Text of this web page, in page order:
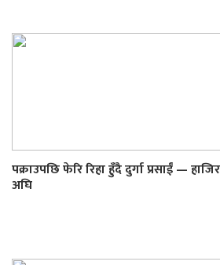
पक्राउपछि फेरि रिहा हुँदै दुर्गा प्रसाईं —
अघि